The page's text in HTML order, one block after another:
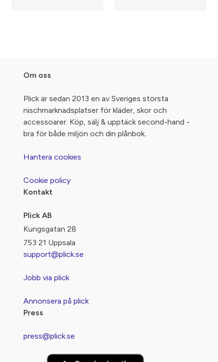
Om oss
Plick är sedan 2013 en av Sveriges största
nischmarknadsplatser för kläder, skor och
accessoarer. Köp, sälj & upptäck second-hand -
bra för både miljön och din plånbok.
Hantera cookies
Cookie policy
Kontakt
Plick AB
Kungsgatan 28
753 21 Uppsala
support@plick.se
Jobb via plick
Annonsera på plick
Press
press@plick.se